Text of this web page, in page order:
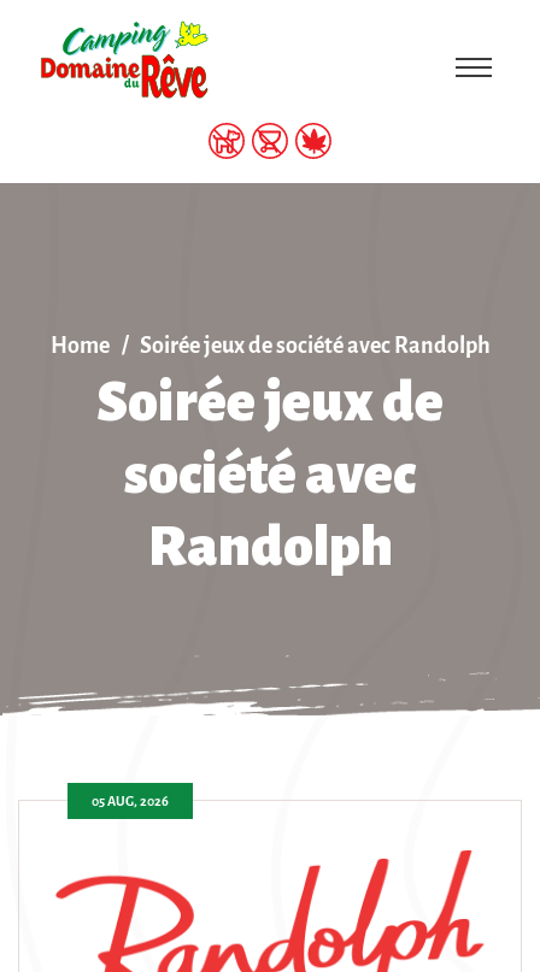
Home Soirée jeux de société avec Randolph
Soirée jeux de
société avec
Randolph
05 AUG, 2026